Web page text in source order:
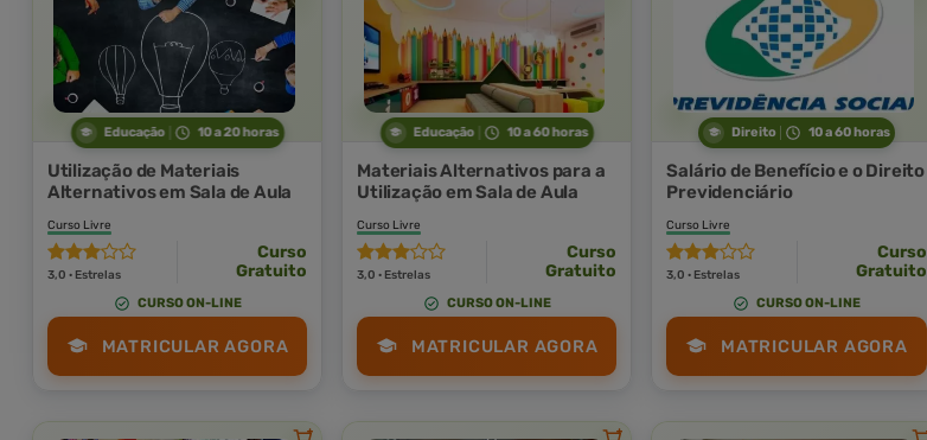
Educação 10 a 20 horas
Utilização de Materiais
Alternativos em Sala de Aula
Curso Livre
3,0 · Estrelas
Curso
Gratuito
CURSO ON-LINE
MATRICULAR AGORA
Educação 10 a 60 horas
Materiais Alternativos para a
Utilização em Sala de Aula
Curso Livre
3,0 · Estrelas
Curso
Gratuito
CURSO ON-LINE
MATRICULAR AGORA
Direito 10 a 60 horas
Salário de Benefício e o Direito
Previdenciário
Curso Livre
3,0 · Estrelas
Curso
Gratuito
CURSO ON-LINE
MATRICULAR AGORA